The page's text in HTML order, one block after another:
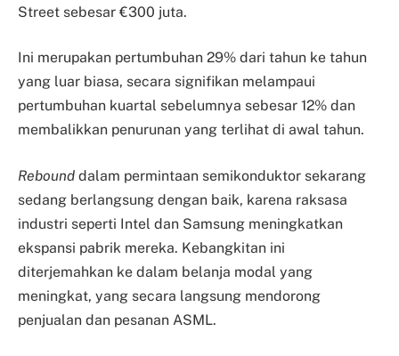
Street sebesar €300 juta.
Ini merupakan pertumbuhan 29% dari tahun ke tahun
yang luar biasa, secara signifikan melampaui
pertumbuhan kuartal sebelumnya sebesar 12% dan
membalikkan penurunan yang terlihat di awal tahun.
Rebound dalam permintaan semikonduktor sekarang
sedang berlangsung dengan baik, karena raksasa
industri seperti Intel dan Samsung meningkatkan
ekspansi pabrik mereka. Kebangkitan ini
diterjemahkan ke dalam belanja modal yang
meningkat, yang secara langsung mendorong
penjualan dan pesanan ASML.